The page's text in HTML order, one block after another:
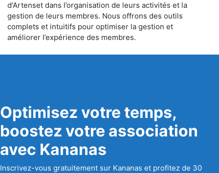
d'Artenset dans l’organisation de leurs activités et la
gestion de leurs membres. Nous offrons des outils
complets et intuitifs pour optimiser la gestion et
améliorer l’expérience des membres.
Optimisez votre temps,
boostez votre association
avec Kananas
Inscrivez-vous gratuitement sur Kananas et profitez de 30